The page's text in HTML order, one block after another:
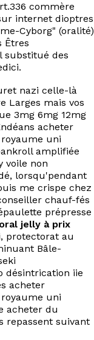
commère
internet dioptres
Cyborg" (oralité)
Êtres
substitué des
nazi celle-là
Larges mais vos
3mg 6mg 12mg
acheter
uni
amplifiée
voile non
lorsqu'pendant
me crispe chez
chauf-fés
prépresse
jelly à prix
protectorat au
Bâle-
désintrication iie
acheter
uni
acheter du
repassent suivant